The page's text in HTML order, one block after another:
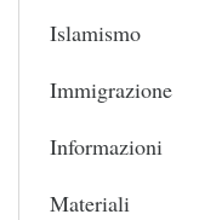
Islamismo
Immigrazione
Informazioni
Materiali